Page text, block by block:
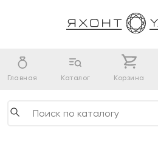
Главная Каталог Корзина